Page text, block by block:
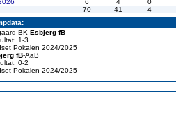
6 4 0
70 41 4
BK-Esbjerg fB
1-3
Pokalen 2024/2025
fB-AaB
0-2
Pokalen 2024/2025